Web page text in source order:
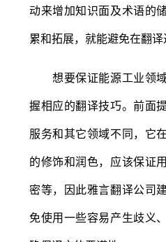
动来增加知识面及术语的
累和拓展，就能避免在翻译
想要保证能源工业领域
握相应的翻译技巧。前面
服务和其它领域不同，它
的修饰和润色，应该保证
密等，因此雅言翻译公司
免使用一些容易产生歧义